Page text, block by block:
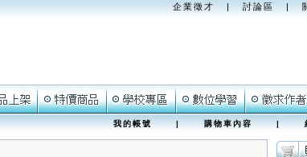
企業徵才 | 討論區 |
我的帳號|購物車內容|